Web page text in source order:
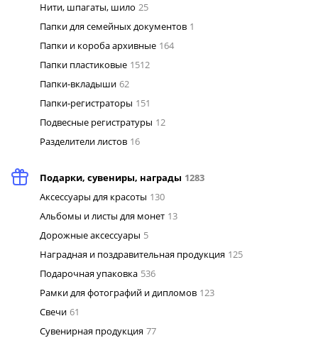
Нити, шпагаты, шило 25
Папки для семейных документов 1
Папки и короба архивные 164
Папки пластиковые 1512
Папки-вкладыши 62
Папки-регистраторы 151
Подвесные регистратуры 12
Разделители листов 16
Подарки, сувениры, награды 1283
Аксессуары для красоты 130
Альбомы и листы для монет 13
Дорожные аксессуары 5
Наградная и поздравительная продукция 125
Подарочная упаковка 536
Рамки для фотографий и дипломов 123
Свечи 61
Сувенирная продукция 77